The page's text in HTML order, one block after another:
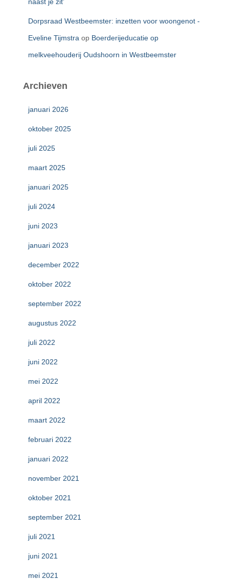
Dorpsraad Westbeemster: inzetten voor woongenot -
Eveline Tijmstra op Boerderijeducatie op
melkveehouderij Oudshoorn in Westbeemster
Archieven
januari 2026
oktober 2025
juli 2025
maart 2025
januari 2025
juli 2024
juni 2023
januari 2023
december 2022
oktober 2022
september 2022
augustus 2022
juli 2022
juni 2022
mei 2022
april 2022
maart 2022
februari 2022
januari 2022
november 2021
oktober 2021
september 2021
juli 2021
juni 2021
mei 2021